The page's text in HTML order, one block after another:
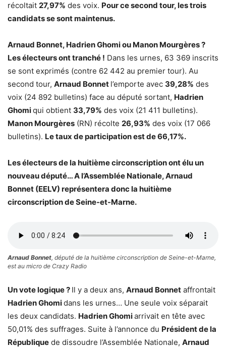
récoltait 27,97% des voix. Pour ce second tour, les trois
candidats se sont maintenus.
Arnaud Bonnet, Hadrien Ghomi ou Manon Mourgères ?
Les électeurs ont tranché ! Dans les urnes, 63 369 inscrits
se sont exprimés (contre 62 442 au premier tour). Au
second tour, Arnaud Bonnet l’emporte avec 39,28% des
voix (24 892 bulletins) face au député sortant, Hadrien
Ghomiqui obtient 33,79% des voix (21 411 bulletins).
Manon Mourgères (RN) récolte 26,93% des voix (17 066
bulletins). Le taux de participation est de 66,17%.
Les électeurs de la huitième circonscription ont élu un
nouveau député… A l’Assemblée Nationale, Arnaud
Bonnet (EELV) représentera donc la huitième
circonscription de Seine-et-Marne.
Arnaud Bonnet, député de la huitième circonscription de Seine-et-Marne,
est au micro de Crazy Radio
Un vote logique ? Il y a deux ans, Arnaud Bonnet affrontait
Hadrien Ghomidans les urnes… Une seule voix séparait
les deux candidats. Hadrien Ghomiarrivait en tête avec
50,01% des suffrages. Suite à l’annonce du Président de la
République de dissoudre l’Assemblée Nationale, Arnaud